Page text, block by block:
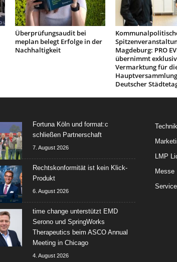
Überprüfungsaudit bei
meplan belegt Erfolge in der
Nachhaltigkeit
Magdeburg: PRO
übernimmt
Vermarktung für
Hauptversammlung
Deutscher
Fortuna Köln und format:c
schließen Partnerschaft
7. August 2026
Rechtskonformität ist kein Klick-
Produkt
6. August 2026
time change unterstützt EMD
Serono und SpringWorks
Therapeutics beim ASCO Annual
Meeting in Chicago
4. August 2026
Technik
LMP
Messe